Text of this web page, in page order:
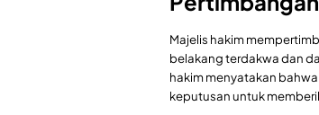
Majelis hakim
belakang terdakwa dan
hakim menyatakan
keputusan untuk